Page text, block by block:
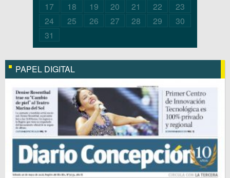
17
18 19 20 21 22
23
24
25 26 27 28 29
30
31
PAPEL DIGITAL